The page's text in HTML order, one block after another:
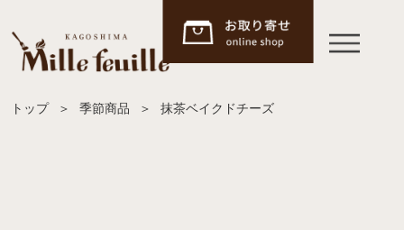
トップ ＞ 季節商品 ＞ 抹茶ベイクドチーズ